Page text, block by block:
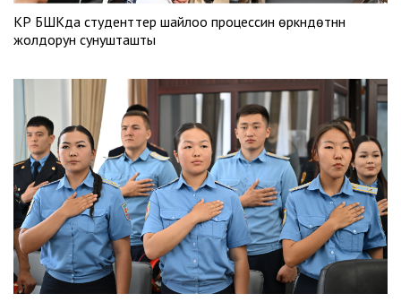
КР БШКда студенттер шайлоо процессин өркүндөтүүнүн
жолдорун сунушташты